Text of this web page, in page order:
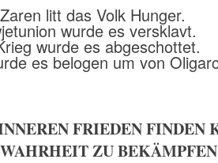
litt das Volk Hunger.
wurde es versklavt.
wurde es abgeschottet.
es belogen um von
FRIEDEN FINDEN
ZU BEKÄMPFEN